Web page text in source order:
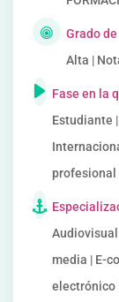
Grado
Alta |
Fase en la
Estudiante
Audiovisual
media | E-
electrónico